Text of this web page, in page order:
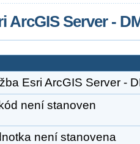
ArcGIS Server -
Esri ArcGIS Server -
není stanoven
není stanovena